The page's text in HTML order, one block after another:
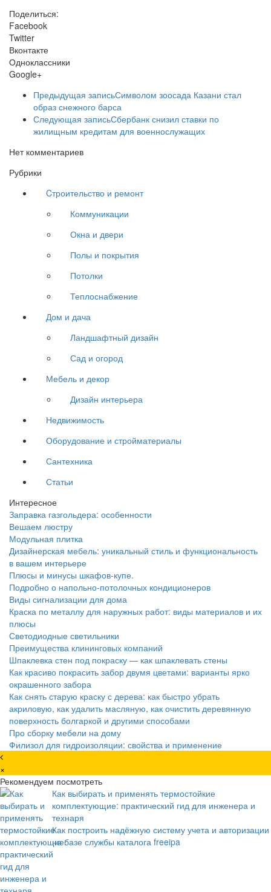
Поделиться:
Facebook
Twitter
Вконтакте
Одноклассники
Google+
Предыдущая записьСимволом зоосада Казани стал
образ снежного барса
Следующая записьСбербанк снизил ставки по
жилищным кредитам для военнослужащих
Нет комментариев
Рубрики
Cтроительство и ремонт
Коммуникации
Окна и двери
Полы и покрытия
Потолки
Теплоснабжение
Дом и дача
Ландшафтный дизайн
Сад и огород
Мебель и декор
Дизайн интерьера
Недвижимость
Оборудование и стройматериалы
Сантехника
Статьи
Интересное
Заправка газгольдера: особенности
Вешаем люстру
Модульная плитка
Дизайнерская мебель: уникальный стиль и функциональность
в вашем интерьере
Плюсы и минусы шкафов-купе.
Подробно о напольно-потолочных кондиционеров
Виды сигнализации для дома
Краска по металлу для наружных работ: виды материалов и их
плюсы
Светодиодные светильники
Преимущества клининговых компаний
Шпаклевка стен под покраску — как шпаклевать стены
Как красиво покрасить забор двумя цветами: варианты ярко
окрашенного забора
Как снять старую краску с дерева: как быстро убрать
акриловую, как удалить масляную, как очистить деревянную
поверхность болгаркой и другими способами
Про сборку мебели на дому
Филизол для гидроизоляции: свойства и применение
×
Рекомендуем посмотреть
Как выбирать и применять термостойкие
комплектующие: практический гид для инженера и
технаря
Как построить надёжную систему учета и авторизации
на базе службы каталога freeipa